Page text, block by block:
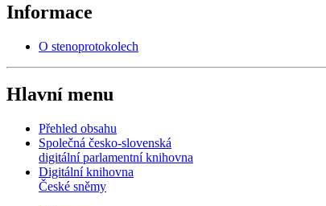
Informace
O stenoprotokolech
Hlavní menu
Přehled obsahu
Společná česko-slovenská
digitální parlamentní knihovna
Digitální knihovna
České sněmy